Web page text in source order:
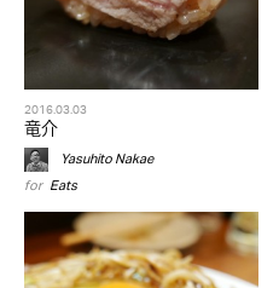
2016.03.03
竜介
Yasuhito Nakae
for Eats